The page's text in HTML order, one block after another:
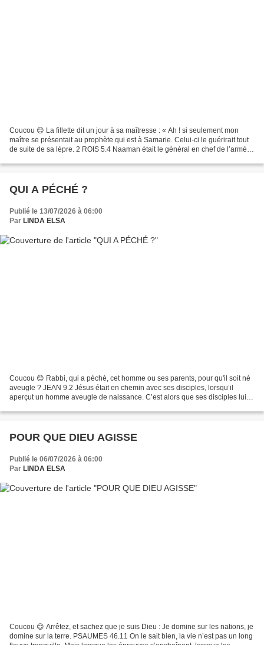
Coucou 😊 La fillette dit un jour à sa maîtresse : « Ah ! si seulement mon
maître se présentait au prophète qui est à Samarie. Celui-ci le guérirait tout
de suite de sa lèpre. 2 ROIS 5.4 Naaman était le général en chef de l’armée
QUI A PÉCHÉ ?
Publié le 13/07/2026 à 06:00
Par LINDA ELSA
Coucou 😊 Rabbi, qui a péché, cet homme ou ses parents, pour qu'il soit né
aveugle ? JEAN 9.2 Jésus était en chemin avec ses disciples, lorsqu’il
aperçut un homme aveugle de naissance. C’est alors que ses disciples lui
POUR QUE DIEU AGISSE
Publié le 06/07/2026 à 06:00
Par LINDA ELSA
Coucou 😊 Arrêtez, et sachez que je suis Dieu : Je domine sur les nations, je
domine sur la terre. PSAUMES 46.11 On le sait bien, la vie n’est pas un long